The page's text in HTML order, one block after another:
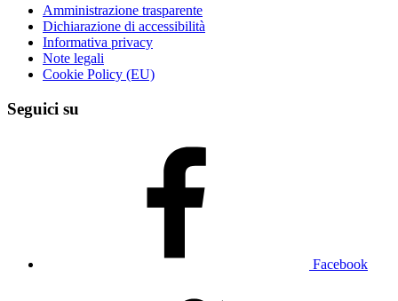
Amministrazione trasparente
Dichiarazione di accessibilità
Informativa privacy
Note legali
Cookie Policy (EU)
Seguici su
Facebook